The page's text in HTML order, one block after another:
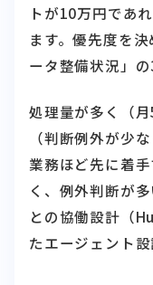
トが10万円であ
ます。優先度を
ータ整備状況」
処理量が多く（
（判断例外が少
業務ほど先に着
く、例外判断が
との協働設計（
たエージェント設